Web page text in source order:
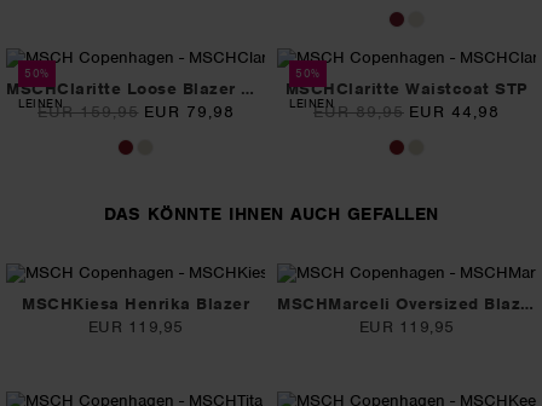
50%
LEINEN
MSCHClaritte Loose Blazer STP
EUR 159,95 EUR 79,98
50%
LEINEN
MSCHClaritte Waistcoat STP
EUR 89,95 EUR 44,98
DAS KÖNNTE IHNEN AUCH GEFALLEN
MSCHKiesa Henrika Blazer
EUR 119,95
MSCHMarceli Oversized Blazer
EUR 119,95